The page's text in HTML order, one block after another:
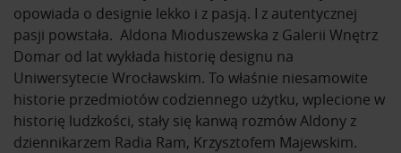
opowiada o designie lekko i z pasją. I z autentycznej
pasji powstała. Aldona Mioduszewska z Galerii Wnętrz
Domar od lat wykłada historię designu na
Uniwersytecie Wrocławskim. To właśnie niesamowite
historie przedmiotów codziennego użytku, wplecione w
historię ludzkości, stały się kanwą rozmów Aldony z
dziennikarzem Radia Ram, Krzysztofem Majewskim.